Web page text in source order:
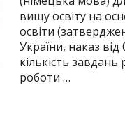
вищу освіту на
освіти
України, наказ
кількість
роботи …